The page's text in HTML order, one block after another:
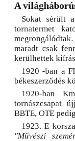
A
Sokat sérült
tornatermet
megrongálódtak.
maradt csak
kerülhettek
1920 -ban a
békeszerződés
1920-ban
tornászcsapat
BBTE, OTE
1923. E
"Művészi